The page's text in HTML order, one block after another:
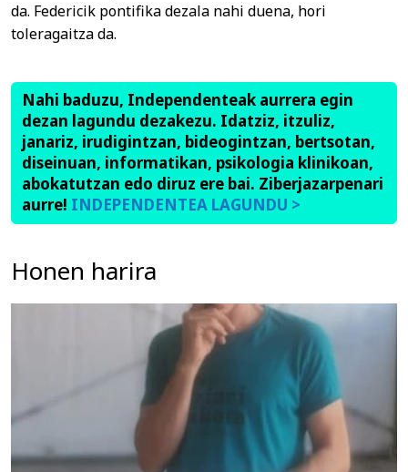
da. Federicik pontifika dezala nahi duena, hori
toleragaitza da.
Nahi baduzu, Independenteak aurrera egin
dezan lagundu dezakezu. Idatziz, itzuliz,
janariz, irudigintzan, bideogintzan, bertsotan,
diseinuan, informatikan, psikologia klinikoan,
abokatutzan edo diruz ere bai. Ziberjazarpenari
aurre! INDEPENDENTEA LAGUNDU >
Honen harira